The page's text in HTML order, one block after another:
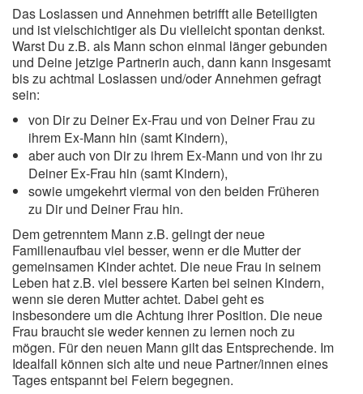
Das Loslassen und Annehmen betrifft alle Beteiligten
und ist vielschichtiger als Du vielleicht spontan denkst.
Warst Du z.B. als Mann schon einmal länger gebunden
und Deine jetzige Partnerin auch, dann kann insgesamt
bis zu achtmal Loslassen und/oder Annehmen gefragt
sein:
von Dir zu Deiner Ex-Frau und von Deiner Frau zu
ihrem Ex-Mann hin (samt Kindern),
aber auch von Dir zu ihrem Ex-Mann und von ihr zu
Deiner Ex-Frau hin (samt Kindern),
sowie umgekehrt viermal von den beiden Früheren
zu Dir und Deiner Frau hin.
Dem getrenntem Mann z.B. gelingt der neue
Familienaufbau viel besser, wenn er die Mutter der
gemeinsamen Kinder achtet. Die neue Frau in seinem
Leben hat z.B. viel bessere Karten bei seinen Kindern,
wenn sie deren Mutter achtet. Dabei geht es
insbesondere um die Achtung ihrer Position. Die neue
Frau braucht sie weder kennen zu lernen noch zu
mögen. Für den neuen Mann gilt das Entsprechende. Im
Idealfall können sich alte und neue Partner/innen eines
Tages entspannt bei Feiern begegnen.